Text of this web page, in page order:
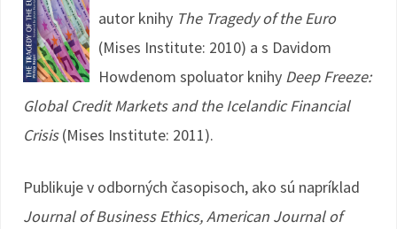
autor knihy The Tragedy of the Euro
(Mises Institute: 2010) a s Davidom
Howdenom spoluator knihy Deep Freeze:
Global Credit Markets and the Icelandic Financial
Crisis(Mises Institute: 2011).
Publikuje v odborných časopisoch, ako sú napríklad
Journal of Business Ethics, American Journal of